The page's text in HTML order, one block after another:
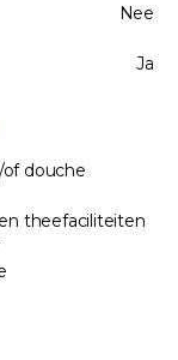
Nee
Ja
douche
theefaciliteiten